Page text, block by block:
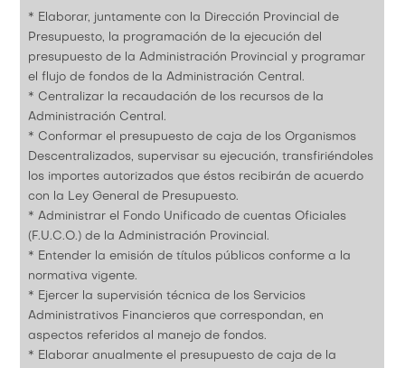
* Elaborar, juntamente con la Dirección Provincial de
Presupuesto, la programación de la ejecución del
presupuesto de la Administración Provincial y programar
el flujo de fondos de la Administración Central.
* Centralizar la recaudación de los recursos de la
Administración Central.
* Conformar el presupuesto de caja de los Organismos
Descentralizados, supervisar su ejecución, transfiriéndoles
los importes autorizados que éstos recibirán de acuerdo
con la Ley General de Presupuesto.
* Administrar el Fondo Unificado de cuentas Oficiales
(F.U.C.O.) de la Administración Provincial.
* Entender la emisión de títulos públicos conforme a la
normativa vigente.
* Ejercer la supervisión técnica de los Servicios
Administrativos Financieros que correspondan, en
aspectos referidos al manejo de fondos.
* Elaborar anualmente el presupuesto de caja de la